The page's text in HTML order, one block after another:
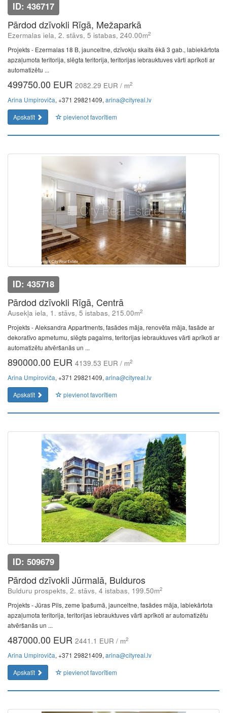
ID: 436717
Pārdod dzīvokli Rīgā, Mežaparkā
Ezermalas iela, 2. stāvs, 5 istabas, 240.00m2
Projekts - Ezermalas 18 B, jaunceltne, dzīvokļu skaits ēkā 3 gab., labiekārtota
apzaļumota teritorija, slēgta teritorija, teritorijas iebrauktuves vārti aprīkoti ar
automatizētu ...
499750.00 EUR 2082.29 EUR / m2
Arina Umpiroviča, +371 29821409, arina@cityreal.lv
Apskatīt
pievienot favorītiem
ID: 435718
Pārdod dzīvokli Rīgā, Centrā
Ausekļa iela, 1. stāvs, 5 istabas, 215.00m2
Projekts - Aleksandra Appartments, fasādes māja, renovēta māja, fasāde ar
dekoratīvo apmetumu, slēgts pagalms, teritorijas iebrauktuves vārti aprīkoti ar
automatizētu atvēršanās un ...
890000.00 EUR 4139.53 EUR / m2
Arina Umpiroviča, +371 29821409, arina@cityreal.lv
Apskatīt
pievienot favorītiem
ID: 509679
Pārdod dzīvokli Jūrmalā, Bulduros
Bulduru prospekts, 2. stāvs, 4 istabas, 199.50m2
Projekts - Jūras Pils, zeme īpašumā, jaunceltne, fasādes māja, labiekārtota
apzaļumota teritorija, teritorijas iebrauktuves vārti aprīkoti ar automatizētu
atvēršanās un ...
487000.00 EUR 2441.1 EUR / m2
Arina Umpiroviča, +371 29821409, arina@cityreal.lv
Apskatīt
pievienot favorītiem